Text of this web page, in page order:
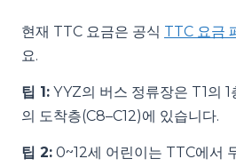
현재 TTC 요금은 공식 TTC 요금
요.
팁 1: YYZ의 버스 정류장은 T1의
의 도착층(C8–C12)에 있습니다.
팁 2: 0~12세 어린이는 TTC에서